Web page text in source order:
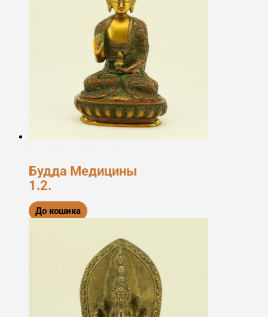
Будда Медицины
1.2.
До кошика